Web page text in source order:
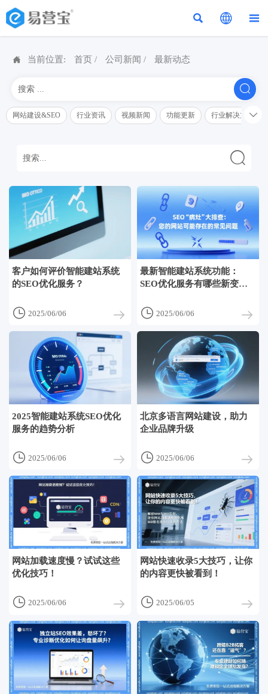
  
 当前位置: 首页 / 公司新闻 / 最新动态

网站建设&SEO 行业资讯 视频新闻 功能更新 行业解决方案解读


客户如何评价智能建站系统
的SEO优化服务？
 2025/06/06
最新智能建站系统功能：
SEO优化服务有哪些新变
 2025/06/06
2025智能建站系统SEO优化
服务的趋势分析
 2025/06/06
北京多语言网站建设，助力
企业品牌升级
 2025/06/06
网站加载速度慢？试试这些
优化技巧！
 2025/06/06
网站快速收录5大技巧，让你
的内容更快被看到！
 2025/06/05